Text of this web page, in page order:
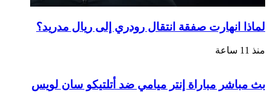
لماذا انهارت صفقة انتقال رودري إلى ريال مدريد؟
منذ 11 ساعة
بث مباشر مباراة إنتر ميامي ضد أتلتيكو سان لويس